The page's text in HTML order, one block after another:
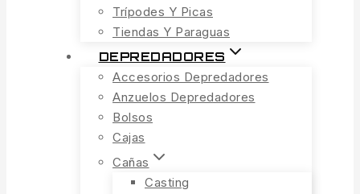
Trípodes Y Picas
Tiendas Y Paraguas
DEPREDADORES
Accesorios Depredadores
Anzuelos Depredadores
Bolsos
Cajas
Cañas
Casting